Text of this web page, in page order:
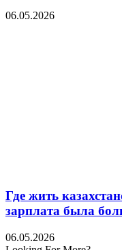
06.05.2026
Где жить
зарплата была
06.05.2026